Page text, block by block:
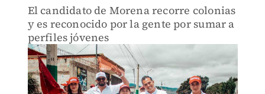
El candidato de Morena recorre colonias
y es reconocido por la gente por sumar a
perfiles jóvenes